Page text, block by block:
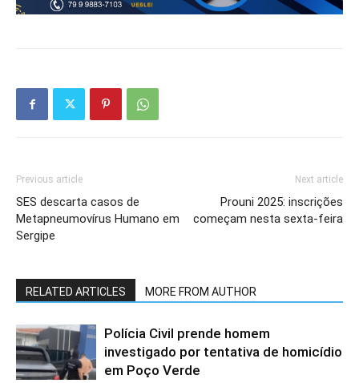
Previous article
SES descarta casos de
Metapneumovírus Humano em
Sergipe
Next article
Prouni 2025: inscrições
começam nesta sexta-feira
RELATED ARTICLES MORE FROM AUTHOR
Polícia Civil prende homem
investigado por tentativa de homicídio
em Poço Verde